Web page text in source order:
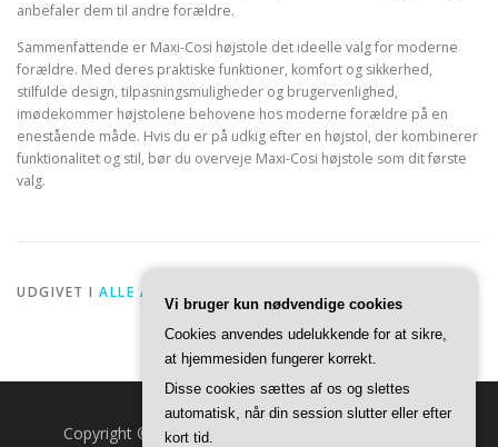
anbefaler dem til andre forældre.
Sammenfattende er Maxi-Cosi højstole det ideelle valg for moderne
forældre. Med deres praktiske funktioner, komfort og sikkerhed,
stilfulde design, tilpasningsmuligheder og brugervenlighed,
imødekommer højstolene behovene hos moderne forældre på en
enestående måde. Hvis du er på udkig efter en højstol, der kombinerer
funktionalitet og stil, bør du overveje Maxi-Cosi højstole som dit første
valg.
UDGIVET I ALLE ARTIKLER
Copyright © 2026 Fuldmåne.dk
Vi bruger kun nødvendige cookies
Cookies anvendes udelukkende for at sikre,
at hjemmesiden fungerer korrekt.
Disse cookies sættes af os og slettes
automatisk, når din session slutter eller efter
kort tid.